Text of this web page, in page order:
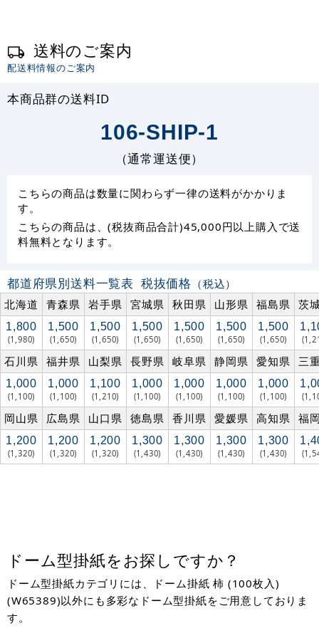
送料のご案内
配送料情報のご案内
本商品群の送料ID
106-SHIP-1
（通常運送便）
こちらの商品は数量に関わらず一律の送料がかかりま
す。
こちらの商品は、(税抜商品合計)45,000円以上購入で送
料無料となります。
都道府県別送料一覧表 税抜価格 （税込）
北海道
青森県 岩手県 宮城県 秋田県 山形県 福島県 茨
1,800
(1,980)
1,500
(1,650)
1,500
(1,650)
1,500
(1,650)
1,500
(1,650)
1,500
(1,650)
1,500
(1,650)
石川県 福井県 山梨県 長野県 岐阜県 静岡県 愛知県 三
1,000
(1,100)
1,000
(1,100)
1,100
(1,210)
1,000
(1,100)
1,000
(1,100)
1,000
(1,100)
1,000
(1,100)
岡山県 広島県 山口県 徳島県 香川県 愛媛県 高知県 福
1,200
(1,320)
1,200
(1,320)
1,200
(1,320)
1,300
(1,430)
1,300
(1,430)
1,300
(1,430)
1,300
(1,430)
ドーム型掛紙をお探しですか？
ドーム型掛紙カテゴリには、ドーム掛紙 柿 (100枚入)
(W65389)以外にも多彩なドーム型掛紙をご用意しておりま
す。